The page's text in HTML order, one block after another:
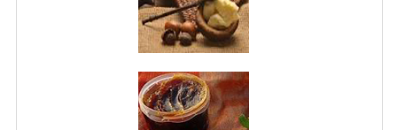
WELLNESS
CAPELLI
OLI ESSENZIALI
FITOTERAPIA NEWS